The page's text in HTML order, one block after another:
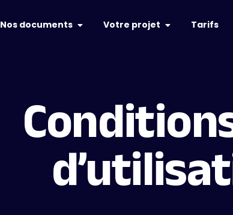
Nos documents Votre projet Tarifs